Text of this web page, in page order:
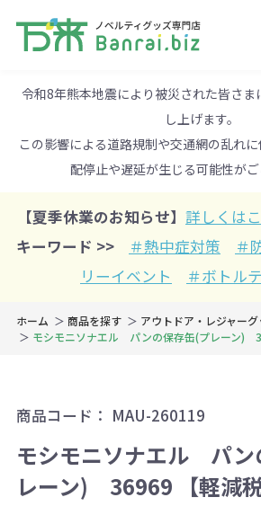
令和8年熊本地震により被災された皆さま
し上げます。
この影響による道路規制や交通網の乱れ
配停止や遅延が生じる可能性がご
【夏季休業のお知らせ】 詳しくは
キーワード >>
＃熱中症対策 ＃
リーイベント
＃ボトル
ホーム 商品を探す アウトドア・レジャー
モシモニソナエル パンの保存缶(プレーン)
商品コード： MAU-260119
モシモニソナエル パン
レーン) 36969 【軽減税